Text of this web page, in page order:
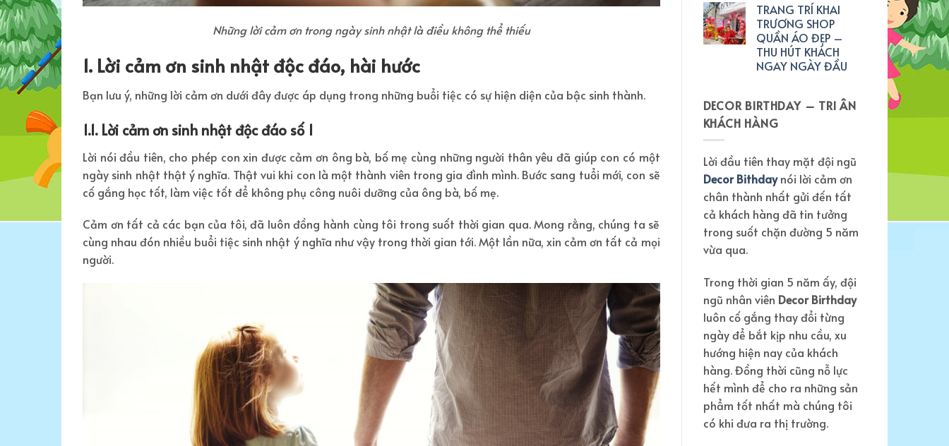
Những lời cảm ơn trong ngày sinh nhật là điều không thể thiếu
1. Lời cảm ơn sinh nhật độc đáo, hài hước
Bạn lưu ý, những lời cảm ơn dưới đây được áp dụng trong những buổi tiệc có sự hiện diện của bậc sinh thành.
1.1. Lời cảm ơn sinh nhật độc đáo số 1
Lời nói đầu tiên, cho phép con xin được cảm ơn ông bà, bố mẹ cùng những người thân yêu đã giúp con có một
ngày sinh nhật thật ý nghĩa. Thật vui khi con là một thành viên trong gia đình mình. Bước sang tuổi mới, con sẽ
cố gắng học tốt, làm việc tốt để không phụ công nuôi dưỡng của ông bà, bố mẹ.
Cảm ơn tất cả các bạn của tôi, đã luôn đồng hành cùng tôi trong suốt thời gian qua. Mong rằng, chúng ta sẽ
cùng nhau đón nhiều buổi tiệc sinh nhật ý nghĩa như vậy trong thời gian tới. Một lần nữa, xin cảm ơn tất cả mọi
người.
TRANG TRÍ KHAI
TRƯƠNG SHOP
QUẦN ÁO ĐẸP –
THU HÚT KHÁCH
NGAY NGÀY ĐẦU
DECOR BIRTHDAY – TRI ÂN
KHÁCH HÀNG
Lời đầu tiên thay mặt đội ngũ
Decor Bithdaynói lời cảm ơn
chân thành nhất gửi đến tất
cả khách hàng đã tin tưởng
trong suốt chặn đường 5 năm
vừa qua.
Trong thời gian 5 năm ấy, đội
ngũ nhân viên Decor Birthday
luôn cố gắng thay đổi từng
ngày để bắt kịp nhu cầu, xu
hướng hiện nay của khách
hàng. Đồng thời cũng nỗ lực
hết mình để cho ra những sản
phẩm tốt nhất mà chúng tôi
có khi đưa ra thị trường.